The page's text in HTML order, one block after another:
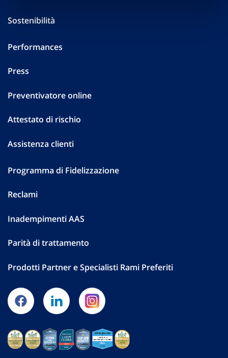
Sostenibilità
Performances
Press
Preventivatore online
Attestato di rischio
Assistenza clienti
Programma di Fidelizzazione
Reclami
Inadempimenti AAS
Parità di trattamento
Prodotti Partner e Specialisti Rami Preferiti